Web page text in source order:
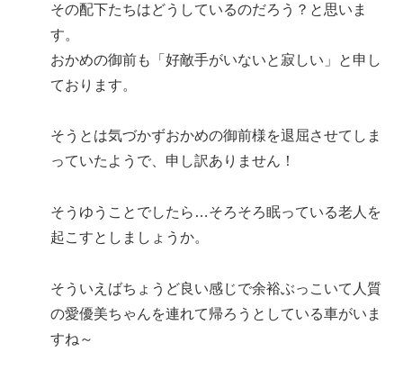
その配下たちはどうしているのだろう？と思いま
す。
おかめの御前も「好敵手がいないと寂しい」と申し
ております。
そうとは気づかずおかめの御前様を退屈させてしま
っていたようで、申し訳ありません！
そうゆうことでしたら…そろそろ眠っている老人を
起こすとしましょうか。
そういえばちょうど良い感じで余裕ぶっこいて人質
の愛優美ちゃんを連れて帰ろうとしている車がいま
すね～